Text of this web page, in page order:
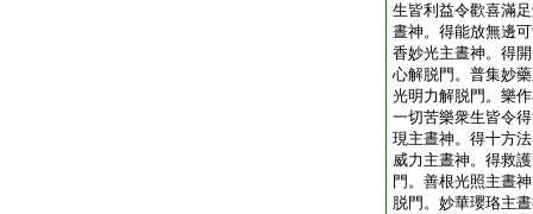
生皆利益令歡喜滿
晝神。得能放無邊
香妙光主晝神。得
心解脱門。普集妙
光明力解脱門。樂
一切苦樂衆生皆令
現主晝神。得十方
威力主晝神。得救
門。善根光照主晝
脱門。妙華瓔珞主